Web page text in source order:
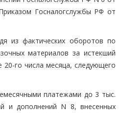
Госналогслужбы РФ от
из фактических оборотов по
материалов за истекший
20-го числа месяца, следующего
платежами до 3 тыс.
и дополнений N 8, внесенных